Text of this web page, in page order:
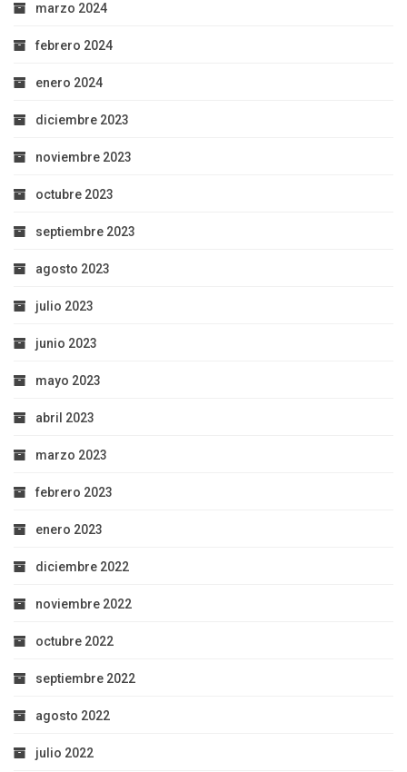
marzo 2024
febrero 2024
enero 2024
diciembre 2023
noviembre 2023
octubre 2023
septiembre 2023
agosto 2023
julio 2023
junio 2023
mayo 2023
abril 2023
marzo 2023
febrero 2023
enero 2023
diciembre 2022
noviembre 2022
octubre 2022
septiembre 2022
agosto 2022
julio 2022